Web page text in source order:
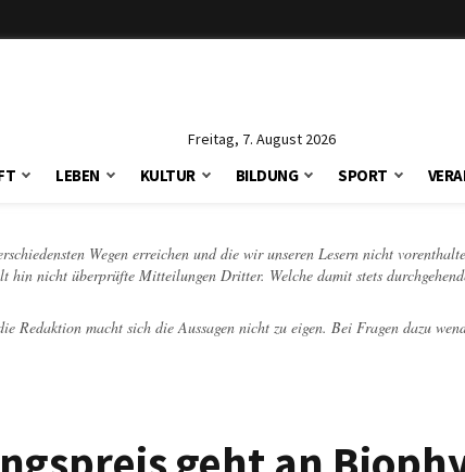
Freitag, 7. August 2026
LEBEN KULTUR BILDUNG SPORT
Wegen erreichen und die wir unseren Lesern nicht
nicht überprüfte Mitteilungen Dritter. Welche damit stets
macht sich die Aussagen nicht zu eigen. Bei Fragen dazu